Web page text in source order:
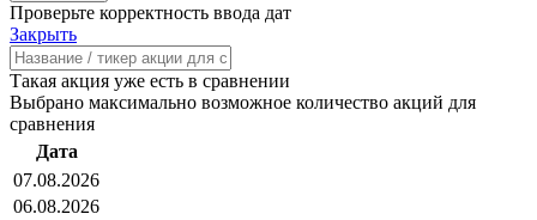
Проверьте корректность ввода дат
Закрыть
Такая акция уже есть в сравнении
Выбрано максимально возможное количество акций для
сравнения
Дата
07.08.2026
06.08.2026